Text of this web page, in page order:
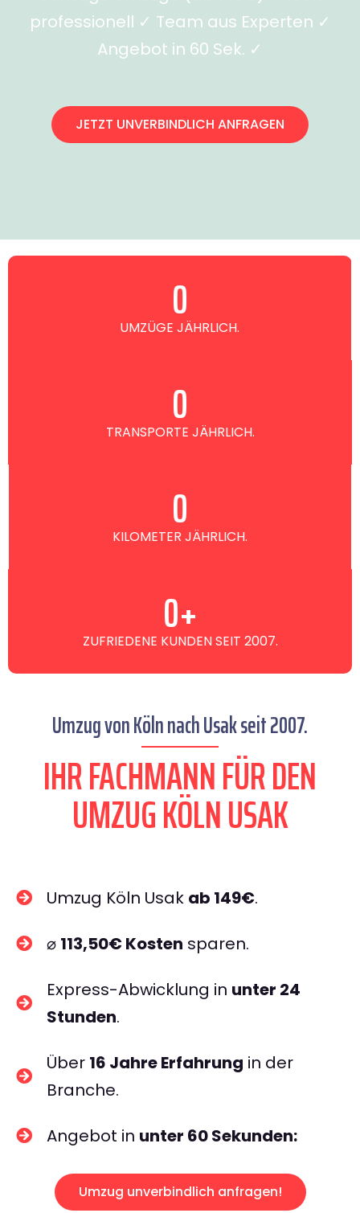
professionell ✓ Team aus Experten ✓
Angebot in 60 Sek. ✓
JETZT UNVERBINDLICH ANFRAGEN
UMZÜGE JÄHRLICH.
0
TRANSPORTE JÄHRLICH.
0
KILOMETER JÄHRLICH.
0
ZUFRIEDENE KUNDEN SEIT 2007.
0+
Umzug von Köln nach Usak seit 2007.
IHR FACHMANN FÜR DEN
UMZUG KÖLN USAK
Umzug Köln Usak ab 149€.
⌀ 113,50€ Kosten sparen.
Express-Abwicklung in unter 24
Stunden.
Über 16 Jahre Erfahrung in der
Branche.
Angebot in unter 60 Sekunden:
Umzug unverbindlich anfragen!